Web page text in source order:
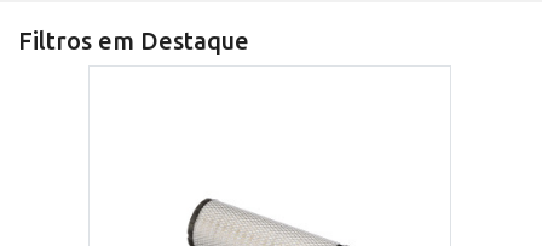
Filtros em Destaque